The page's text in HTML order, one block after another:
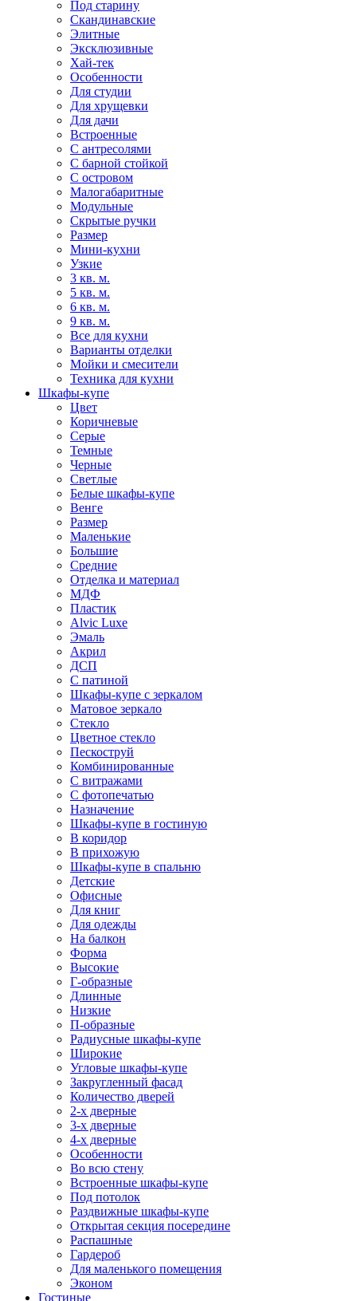
Под старину
Скандинавские
Элитные
Эксклюзивные
Хай-тек
Особенности
Для студии
Для хрущевки
Для дачи
Встроенные
С антресолями
С барной стойкой
С островом
Малогабаритные
Модульные
Скрытые ручки
Размер
Мини-кухни
Узкие
3 кв. м.
5 кв. м.
6 кв. м.
9 кв. м.
Все для кухни
Варианты отделки
Мойки и смесители
Техника для кухни
Шкафы-купе
Цвет
Коричневые
Серые
Темные
Черные
Светлые
Белые шкафы-купе
Венге
Размер
Маленькие
Большие
Средние
Отделка и материал
МДФ
Пластик
Alvic Luxe
Эмаль
Акрил
ДСП
С патиной
Шкафы-купе с зеркалом
Матовое зеркало
Стекло
Цветное стекло
Пескоструй
Комбинированные
С витражами
С фотопечатью
Назначение
Шкафы-купе в гостиную
В коридор
В прихожую
Шкафы-купе в спальню
Детские
Офисные
Для книг
Для одежды
На балкон
Форма
Высокие
Г-образные
Длинные
Низкие
П-образные
Радиусные шкафы-купе
Широкие
Угловые шкафы-купе
Закругленный фасад
Количество дверей
2-х дверные
3-х дверные
4-х дверные
Особенности
Во всю стену
Встроенные шкафы-купе
Под потолок
Раздвижные шкафы-купе
Открытая секция посередине
Распашные
Гардероб
Для маленького помещения
Эконом
Гостиные